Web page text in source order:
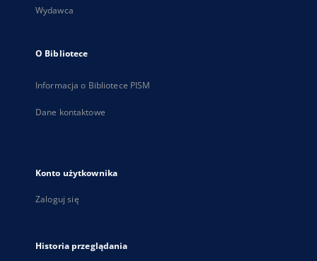
Wydawca
O Bibliotece
Informacja o Bibliotece PISM
Dane kontaktowe
Konto użytkownika
Zaloguj się
Historia przeglądania